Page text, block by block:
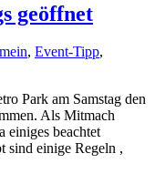
geöffnet
, Event-Tipp,
Park am Samstag den
Als Mitmach
einiges beachtet
sind einige Regeln ,